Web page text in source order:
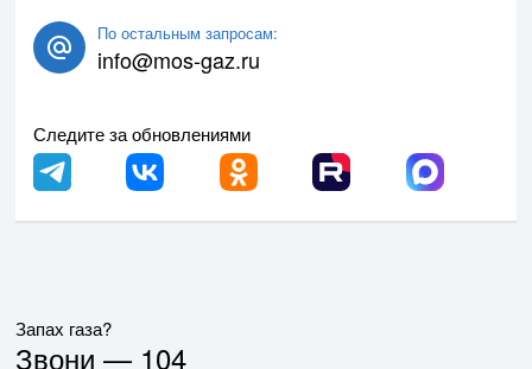
По остальным запросам:
info@mos-gaz.ru
Следите за обновлениями
Запах газа?
Звони — 104